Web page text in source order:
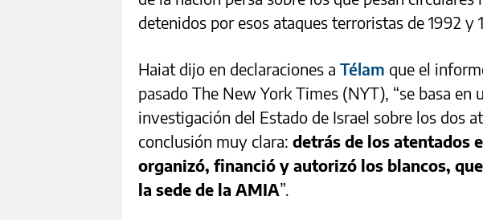
detenidos por esos ataques terroristas de 1992 y
Haiat dijo en declaraciones a Télam que el
pasado The New York Times (NYT), “se basa en
investigación del Estado de Israel sobre los dos
conclusión muy clara: detrás de los atentados
organizó, financió y autorizó los blancos,
la sede de la AMIA”.